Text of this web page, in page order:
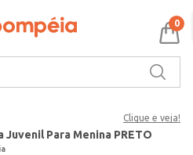
0
Clique e veja!
Juvenil Para Menina PRETO